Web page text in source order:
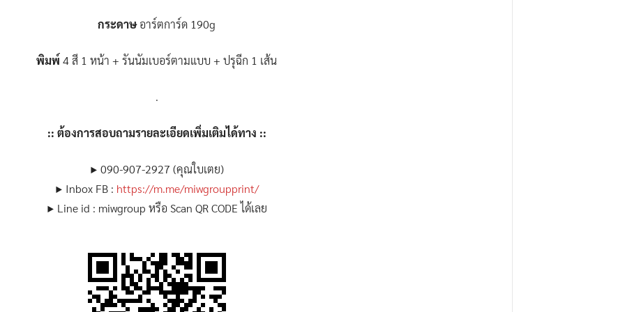
กระดาษอาร์ตการ์ด 190g
พิมพ์ 4 สี 1 หน้า + รันนัมเบอร์ตามแบบ + ปรุฉีก 1 เส้น
.
:: ต้องการสอบถามรายละเอียดเพิ่มเติมได้ทาง ::
▶ 090-907-2927 (คุณใบเตย)
▶ Inbox FB : https://m.me/miwgroupprint/
▶ Line id : miwgroup หรือ Scan QR CODE ได้เลย